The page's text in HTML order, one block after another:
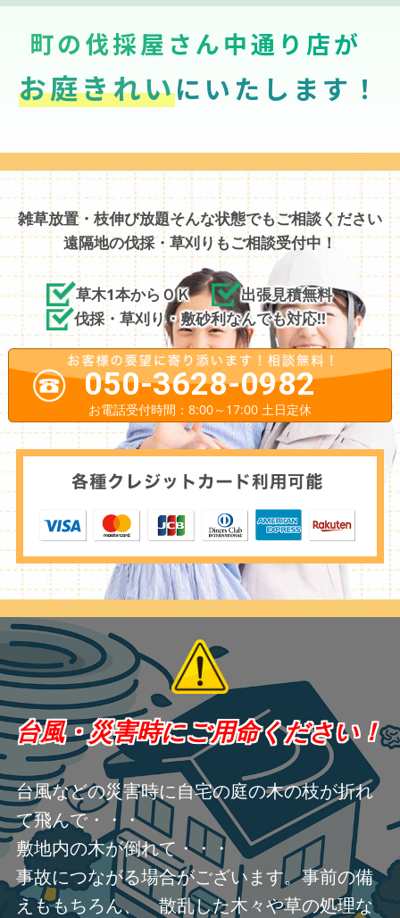
町の伐採屋さん中通り店が
お庭きれいにいたします！
雑草放置・枝伸び放題そんな状態でもご相談ください
遠隔地の伐採・草刈りもご相談受付中！
草木1本からＯＫ
出張見積無料
伐採・草刈り・敷砂利なんでも対応!!
050-3628-0982
お電話受付時間：8:00～17:00 土日定休
台風・災害時にご用命ください！
台風などの災害時に自宅の庭の木の枝が折れ
て飛んで・・・
敷地内の木が倒れて・・・
事故につながる場合がございます。事前の備
えももちろん、 散乱した木々や草の処理な